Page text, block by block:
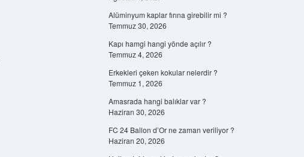
Alüminyum kaplar fırına girebilir mi ?
Temmuz 30, 2026
Kapı hamgi hangi yönde açılır ?
Temmuz 4, 2026
Erkekleri çeken kokular nelerdir ?
Temmuz 1, 2026
Amasrada hangi balıklar var ?
Haziran 30, 2026
FC 24 Ballon d’Or ne zaman veriliyor ?
Haziran 20, 2026